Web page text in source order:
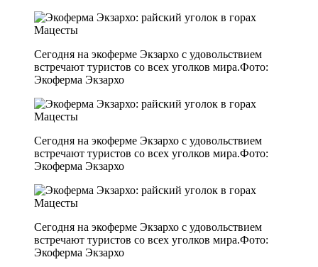
Сегодня на экоферме Экзархо с удовольствием
встречают туристов со всех уголков мира.Фото:
Экоферма Экзархо
Сегодня на экоферме Экзархо с удовольствием
встречают туристов со всех уголков мира.Фото:
Экоферма Экзархо
Сегодня на экоферме Экзархо с удовольствием
встречают туристов со всех уголков мира.Фото:
Экоферма Экзархо